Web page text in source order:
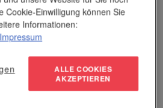
Cookie-Einwilligung können Sie
Informationen:
ALLE COOKIES
AKZEPTIEREN